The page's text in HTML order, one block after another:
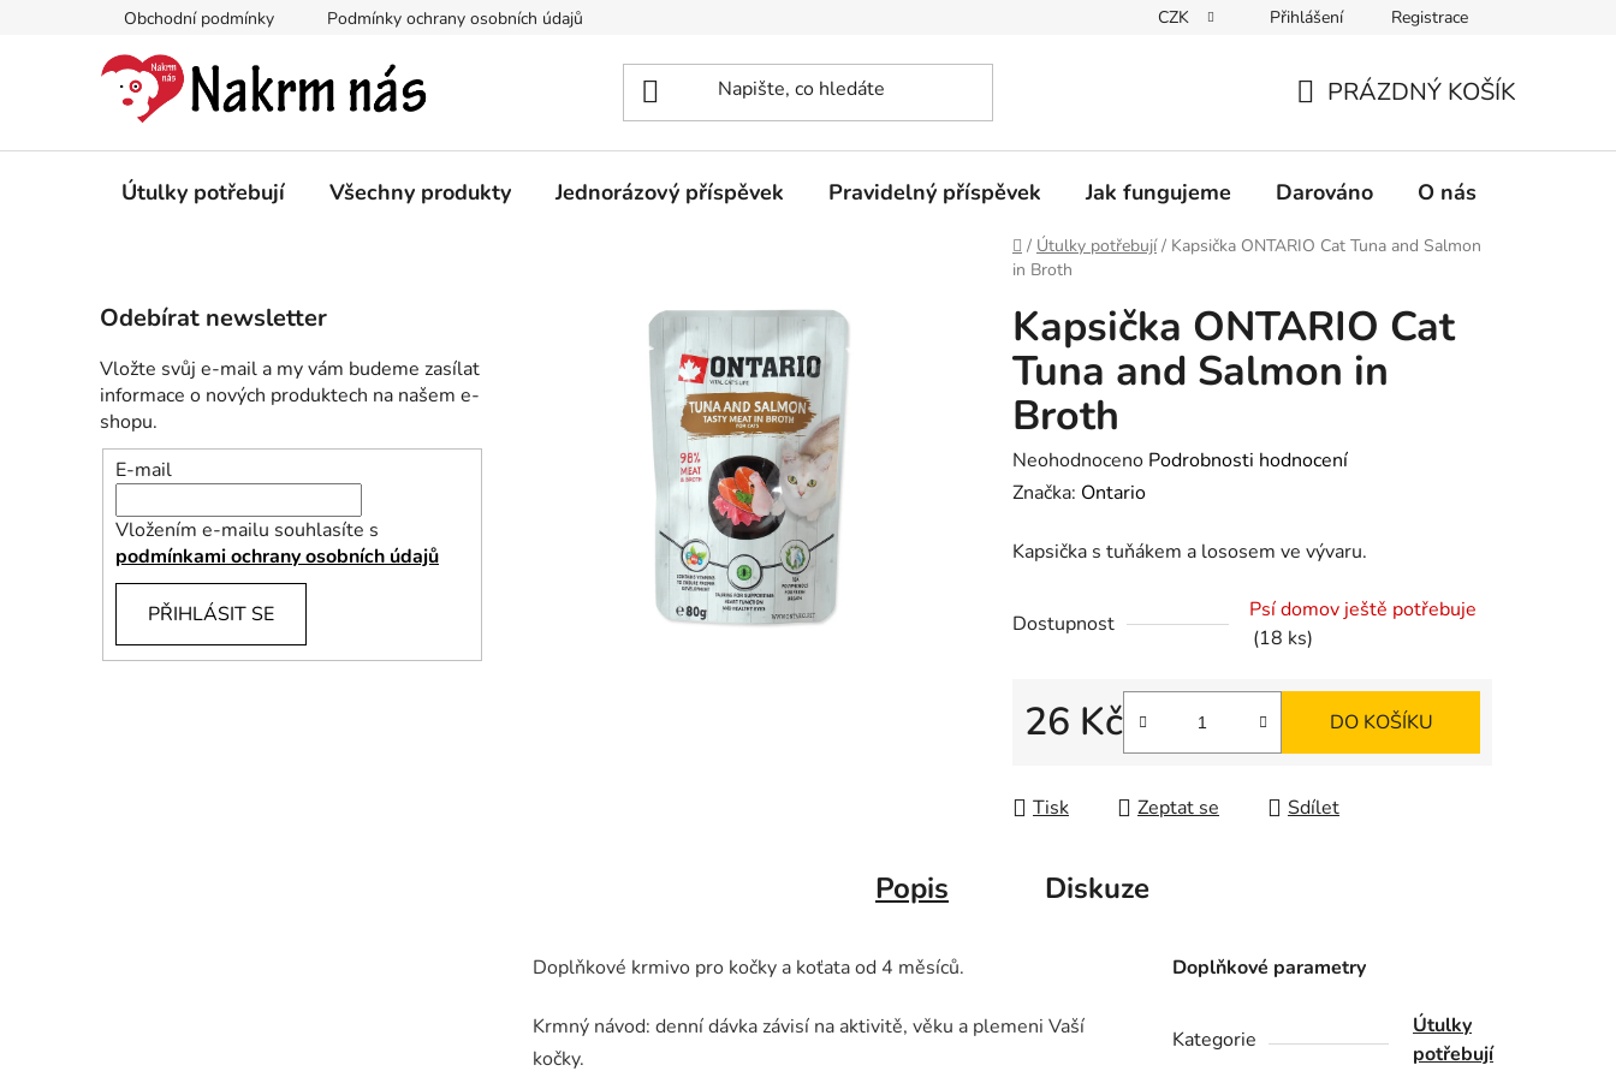
Obchodní podmínky Podmínky ochrany osobních údajů CZK Přihlášení Registrace
KOŠÍK
PRÁZDNÝ KOŠÍK
Útulky potřebují Všechny produkty Jednorázový příspěvek Pravidelný příspěvek Jak fungujeme Darováno O nás
Domů
/ Útulky potřebují / Kapsička ONTARIO Cat Tuna and Salmon
in Broth
o
s
t
r
a
e
Odebírat newsletter
Vložte svůj e-mail a my vám budeme zasílat
informace o nových produktech na našem e-
shopu.
E-mail
Vložením e-mailu souhlasíte s
podmínkami ochrany osobních údajů
PŘIHLÁSIT SE
Kapsička ONTARIO Cat
Tuna and Salmon in
Broth
Průměrné
hodnocení
je
z
Neohodnoceno Podrobnosti hodnocení
Značka: Ontario
Kapsička s tuňákem a lososem ve vývaru.
Dostupnost
Psí domov ještě potřebuje
(18 ks)
26 Kč
Měrná cena:
DO KOŠÍKU
Tisk Zeptat se Sdílet
Popis Diskuze
Doplňkové krmivo pro kočky a koťata od 4 měsíců.
Krmný návod: denní dávka závisí na aktivitě, věku a plemeni Vaší
kočky.
Doplňkové parametry
Kategorie
Útulky
potřebují